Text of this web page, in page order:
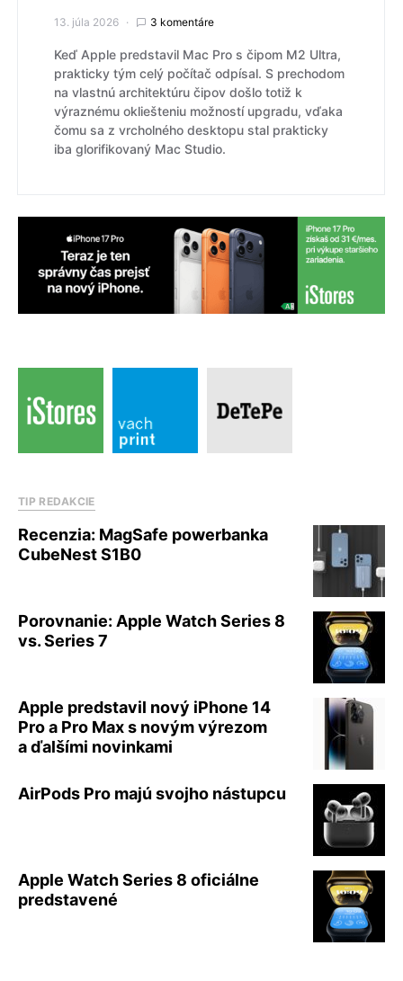
13. júla 2026 3 komentáre
Keď Apple predstavil Mac Pro s čipom M2 Ultra,
prakticky tým celý počítač odpísal. S prechodom
na vlastnú architektúru čipov došlo totiž k
výraznému okliešteniu možností upgradu, vďaka
čomu sa z vrcholného desktopu stal prakticky
iba glorifikovaný Mac Studio.
TIP REDAKCIE
Recenzia: MagSafe powerbanka
CubeNest S1B0
Porovnanie: Apple Watch Series 8
vs. Series 7
Apple predstavil nový iPhone 14
Pro a Pro Max s novým výrezom
a ďalšími novinkami
AirPods Pro majú svojho nástupcu
Apple Watch Series 8 oficiálne
predstavené